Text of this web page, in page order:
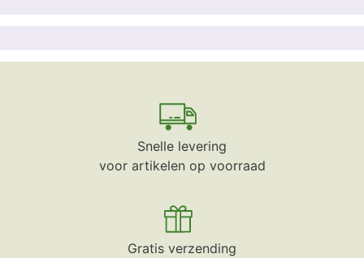
Snelle levering
voor artikelen op voorraad
Gratis verzending